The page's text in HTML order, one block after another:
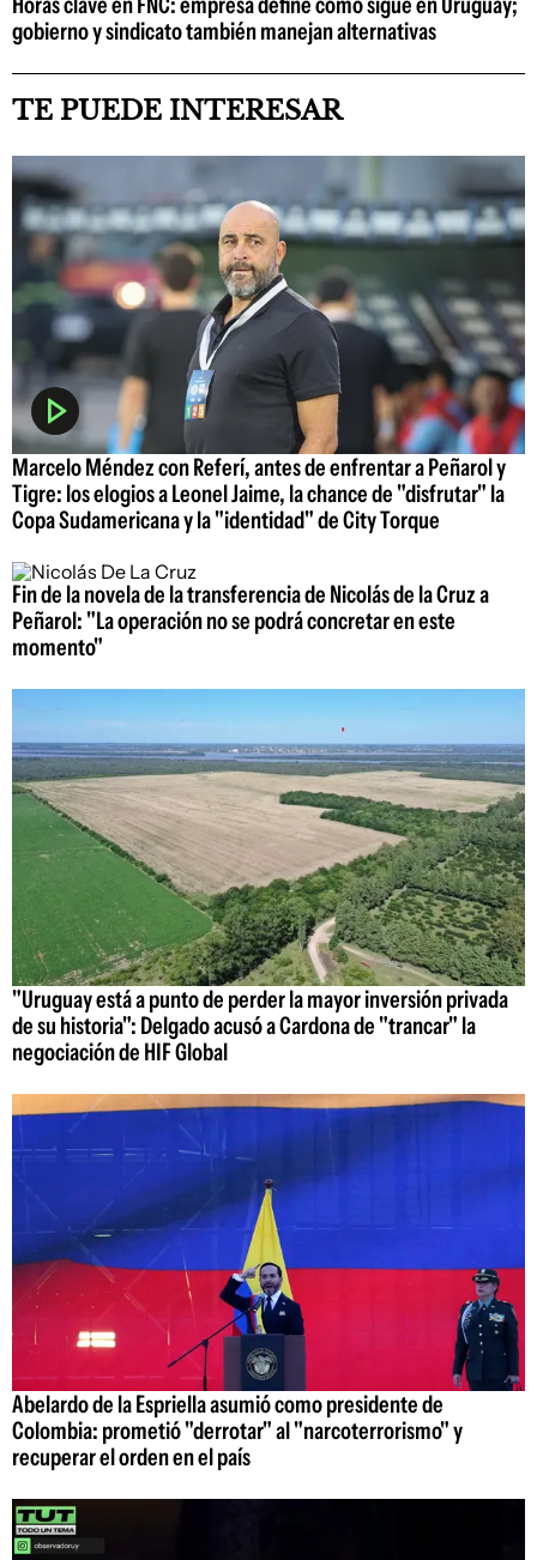
gobierno y sindicato también manejan alternativas
TE PUEDE INTERESAR
Marcelo Méndez con Referí, antes de enfrentar a Peñarol y
Tigre: los elogios a Leonel Jaime, la chance de "disfrutar" la
Copa Sudamericana y la "identidad" de City Torque
Fin de la novela de la transferencia de Nicolás de la Cruz a
Peñarol: "La operación no se podrá concretar en este
momento"
"Uruguay está a punto de perder la mayor inversión privada
de su historia": Delgado acusó a Cardona de "trancar" la
negociación de HIF Global
Abelardo de la Espriella asumió como presidente de
Colombia: prometió "derrotar" al "narcoterrorismo" y
recuperar el orden en el país